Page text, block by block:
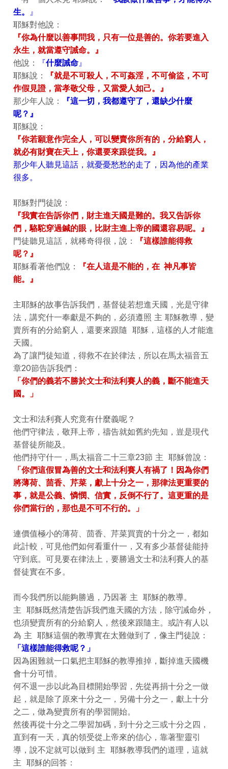
生。 』
耶穌對他說：
『你為什麼以善事問我，只有一位是善的。你若要進入
永生，就當遵守誡命。』
他說：
『什麼誡命』
耶穌說：
『就是不可殺人，不可姦淫，不可偷盜，不可
作假見證，當孝敬父母，又當愛人如己。』
那少年人說：
『這一切，我都遵守了，還缺少什麼
呢？』
耶穌說：
『你若願意作完全人，可以變賣你所有的，分給窮人，
就必有財寶在天上，你還要來跟從我。』
那少年人聽見這話，就憂憂愁愁的走了，因為他的產業
很多。
耶穌對門徒說：
『我實在告訴你們，財主進天國是難的。我又告訴你
們，駱駝穿過鍼的眼，比財主進上帝的國還容易呢。』
門徒聽見這話，就稀奇得很，說：
『這樣誰能得救
呢？』
耶穌看著他們說：
『在人這是不能的，在 神凡事皆
能。』
主耶穌的故事告訴我們，基督徒若想進天國，光是守律
法，講究什一奉獻是不夠的，必須遵照 主 耶穌教導，變
賣所有的分給窮人，還要來跟隨 耶穌，這樣的人才能進
天國。
為了讓門徒知道，得救不在於律法，所以在馬太福音五
章20節告訴我們：
「你們的義若不勝於文士和法利賽人的義，斷不能進天
國。」
文士和法利賽人究竟有什麼義呢？
他們守律法，敬拜上帝，禱告就如舊約先知，豈是現代
基督徒所能及。
他們持守什一，馬太福音二十三章23節 主 耶穌曾說：
「你們這假冒為善的文士和法利賽人有禍了！因為你們
將薄荷、茴香、芹菜，獻上十分之一，那律法更重要的
事，就是公義、憐憫、信實，反倒不行了。這更重的是
你們當行的，那也是不可不行的。」
連價值極小的薄荷、茴香、芹菜買賣的十分之一，都如
此計較，可見他們如何看重什一，又有多少基督徒能持
守到底。可見要在律法上，要勝過文士和法利賽人的基
督徒實在不多。
而今我們所以能夠勝過，乃因著 主 耶穌的教導。
主 耶穌既然清楚告訴我們進天國的方法，除守誡命外，
也須變賣所有的分給窮人，然後來跟隨主。或許有人以
為 主 耶穌這個的教導實在太難做到了，像主門徒說：
「這樣誰能得救呢？」
因為困難就一口氣把主耶穌的教導推掉，斷掉進天國機
會十分可惜。
何不退一步以此為目標開始學習，先從再捐十分之一做
起，就是除了原來十分之一，另備十分之一，獻上十分
之二，做為變賣所有的學習開始。
然後再從十分之二學習加碼，到十分之三或十分之四，
直到有一天，真的領受從上帝來的信心，靠著聖靈引
導，說不定就可以做到 主 耶穌教導我們的道理，這就
主 耶穌的回答：